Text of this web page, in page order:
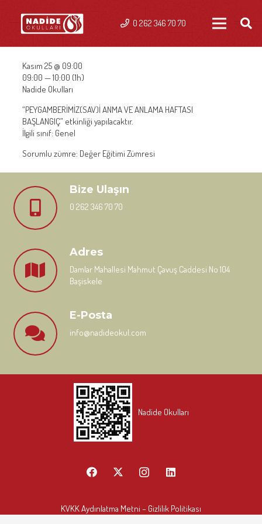
0 262 346 70 70
“PEYGAMBERİMİZ(SAV)İ ANMA VE ANLAMA HAFTASI
BAŞLANGIÇ” etkinliği yapılacaktır.
İlgili sınıf: Genel
Sorumlu zümre: Değer Eğitimi Zümresi
Kasım 25 @ 09:00
09:00 — 10:00 (1h)
Nadide Okulları
Bize Ulaşın
0 262 346 70 70
Adres
Damlar Mahallesi Mahmut Çavuş Caddesi No 104
Başiskele
E-Posta
info@nadideokul.com
Nadide Okulları
KVKK Aydınlatma Metni – Gizlilik Politikası